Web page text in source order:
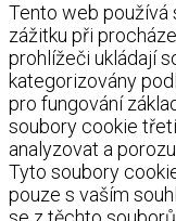
Tento web používá
zážitku při
prohlížeči ukládají
kategorizovány
pro fungování
soubory cookie
analyzovat a
Tyto soubory
pouze s vaším